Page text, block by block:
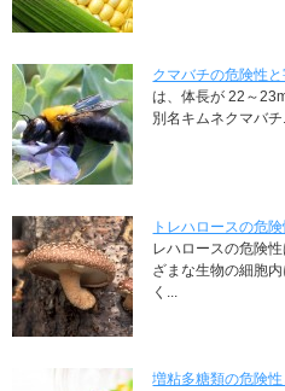
クマバチの危険性
は、体長が 22～
別名キムネクマバチ
トレハロースの危
レハロースの危険
ざまな生物の細胞
く...
増粘多糖類の危険